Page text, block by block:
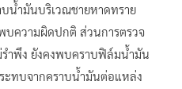
น้ำมันบริเวณชายหาดทราย
บความผิดปกติ ส่วนการตรวจ
ำพึง ยังคงพบคราบฟิล์มน้ำมัน
ะทบจากคราบน้ำมันต่อแหล่ง